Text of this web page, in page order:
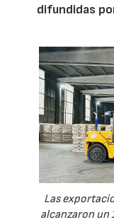
difundidas
Las
alcanzaron un